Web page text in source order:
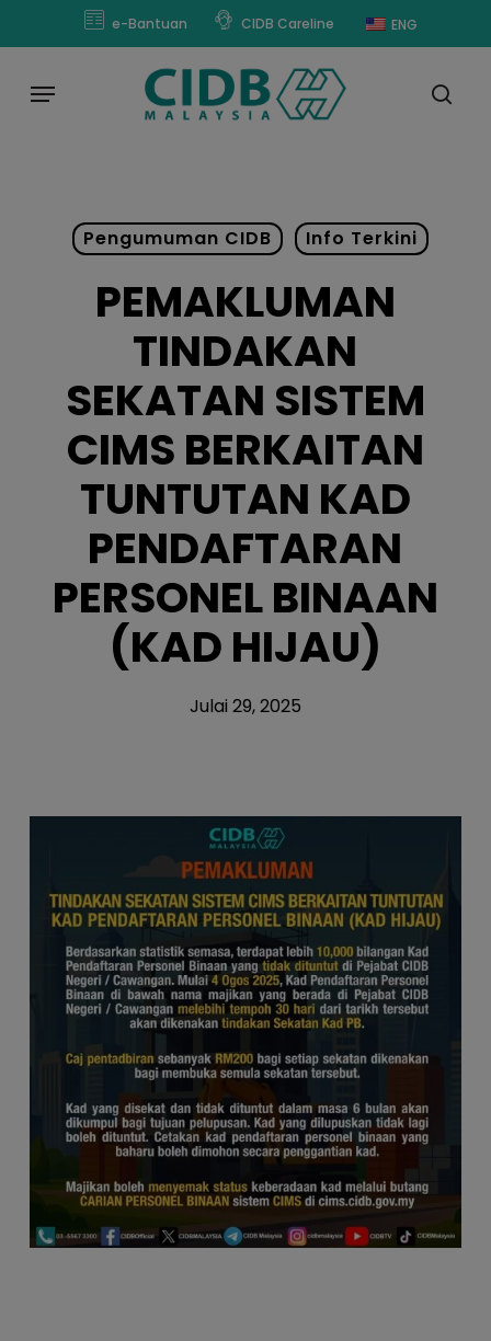
content
e-Bantuan CIDB Careline ENG
Menu
Pengumuman CIDB Info Terkini
PEMAKLUMAN
TINDAKAN
SEKATAN SISTEM
CIMS BERKAITAN
TUNTUTAN KAD
PENDAFTARAN
PERSONEL BINAAN
(KAD HIJAU)
Julai 29, 2025